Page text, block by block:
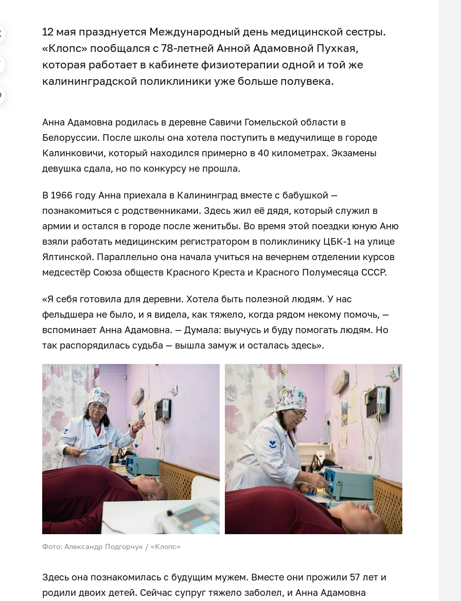
12 мая празднуется Международный день медицинской сестры.
«Клопс» пообщался с 78-летней Анной Адамовной Пухкая,
которая работает в кабинете физиотерапии одной и той же
калининградской поликлиники уже больше полувека.
Анна Адамовна родилась в деревне Савичи Гомельской области в
Белоруссии. После школы она хотела поступить в медучилище в городе
Калинковичи, который находился примерно в 40 километрах. Экзамены
девушка сдала, но по конкурсу не прошла.
В 1966 году Анна приехала в Калининград вместе с бабушкой —
познакомиться с родственниками. Здесь жил её дядя, который служил в
армии и остался в городе после женитьбы. Во время этой поездки юную Аню
взяли работать медицинским регистратором в поликлинику ЦБК-1 на улице
Ялтинской. Параллельно она начала учиться на вечернем отделении курсов
медсестёр Союза обществ Красного Креста и Красного Полумесяца СССР.
«Я себя готовила для деревни. Хотела быть полезной людям. У нас
фельдшера не было, и я видела, как тяжело, когда рядом некому помочь, —
вспоминает Анна Адамовна. — Думала: выучусь и буду помогать людям. Но
так распорядилась судьба — вышла замуж и осталась здесь».
Фото: Александр Подгорчук / «Клопс»
Здесь она познакомилась с будущим мужем. Вместе они прожили 57 лет и
родили двоих детей. Сейчас супруг тяжело заболел, и Анна Адамовна